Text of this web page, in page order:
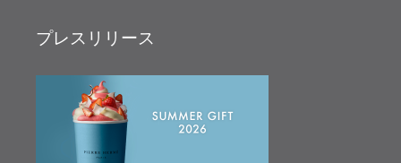
プレスリリース